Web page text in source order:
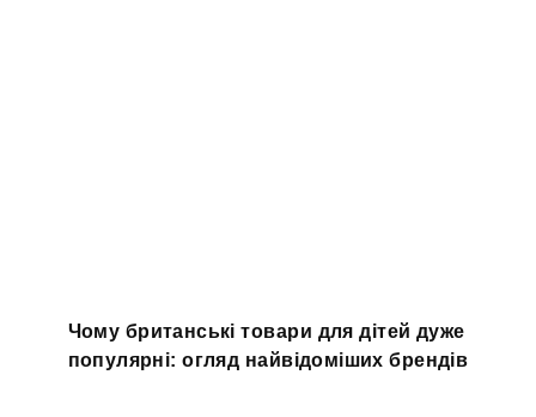
Чому британські товари для дітей дуже
популярні: огляд найвідоміших брендів